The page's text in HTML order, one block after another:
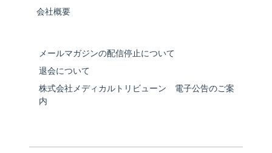
会社概要
メールマガジンの配信停止について
退会について
株式会社メディカルトリビューン 電子公告のご案
内